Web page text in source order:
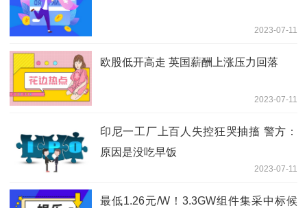
2023-07-11
欧股低开高走 英国薪酬上涨压力回落
2023-07-11
印尼一工厂上百人失控狂哭抽搐 警方：
原因是没吃早饭
2023-07-11
最低1.26元/W！3.3GW组件集采中标候